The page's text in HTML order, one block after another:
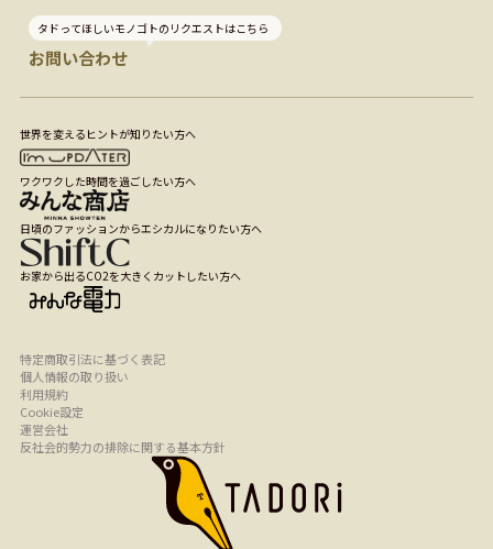
タドってほしいモノゴトのリクエストはこちら
お問い合わせ
世界を変えるヒントが知りたい方へ
ワクワクした時間を過ごしたい方へ
日頃のファッションからエシカルになりたい方へ
お家から出るCO2を大きくカットしたい方へ
特定商取引法に基づく表記
個人情報の取り扱い
利用規約
Cookie設定
運営会社
反社会的勢力の排除に関する基本方針